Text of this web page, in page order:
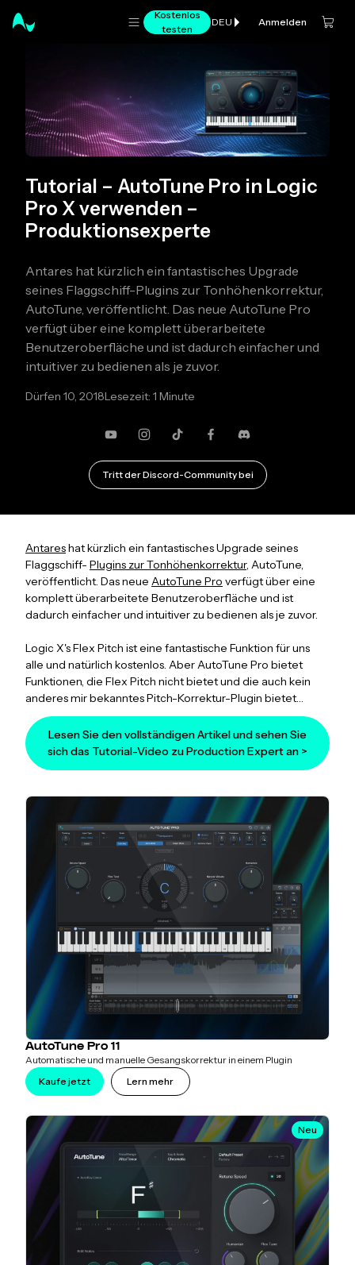
Kostenlos
testen
DEU Anmelden
Tutorial – AutoTune Pro in Logic
Pro X verwenden –
Produktionsexperte
Antares hat kürzlich ein fantastisches Upgrade
seines Flaggschiff-Plugins zur Tonhöhenkorrektur,
AutoTune, veröffentlicht. Das neue AutoTune Pro
verfügt über eine komplett überarbeitete
Benutzeroberfläche und ist dadurch einfacher und
intuitiver zu bedienen als je zuvor.
Dürfen 10, 2018Lesezeit: 1 Minute
YouTubeInstagram
TikTokFacebookZwietracht
Tritt der Discord-Community bei
Antareshat kürzlich ein fantastisches Upgrade seines
Flaggschiff- Plugins zur Tonhöhenkorrektur, AutoTune,
veröffentlicht. Das neue AutoTune Pro verfügt über eine
komplett überarbeitete Benutzeroberfläche und ist
dadurch einfacher und intuitiver zu bedienen als je zuvor.
Logic X's Flex Pitch ist eine fantastische Funktion für uns
alle und natürlich kostenlos. Aber AutoTune Pro bietet
Funktionen, die Flex Pitch nicht bietet und die auch kein
anderes mir bekanntes Pitch-Korrektur-Plugin bietet…
Lesen Sie den vollständigen Artikel und sehen Sie
sich das Tutorial-Video zu Production Expert an >
AutoTune Pro 11
Automatische und manuelle Gesangskorrektur in einem Plugin
Kaufe jetzt
Lern mehr
Neu